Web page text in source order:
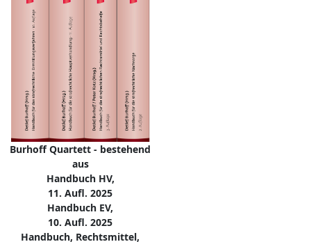
Burhoff Quartett - bestehend
aus
Handbuch HV,
11. Aufl. 2025
Handbuch EV,
10. Aufl. 2025
Handbuch, Rechtsmittel,